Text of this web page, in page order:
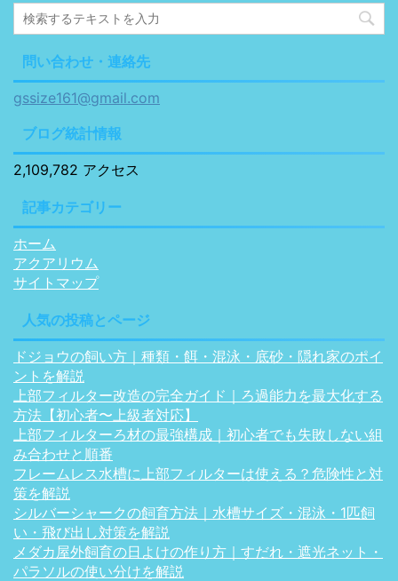
問い合わせ・連絡先
gssize161@gmail.com
ブログ統計情報
2,109,782 アクセス
記事カテゴリー
ホーム
アクアリウム
サイトマップ
人気の投稿とページ
ドジョウの飼い方｜種類・餌・混泳・底砂・隠れ家のポイ
ントを解説
上部フィルター改造の完全ガイド｜ろ過能力を最大化する
方法【初心者〜上級者対応】
上部フィルターろ材の最強構成｜初心者でも失敗しない組
み合わせと順番
フレームレス水槽に上部フィルターは使える？危険性と対
策を解説
シルバーシャークの飼育方法｜水槽サイズ・混泳・1匹飼
い・飛び出し対策を解説
メダカ屋外飼育の日よけの作り方｜すだれ・遮光ネット・
パラソルの使い分けを解説